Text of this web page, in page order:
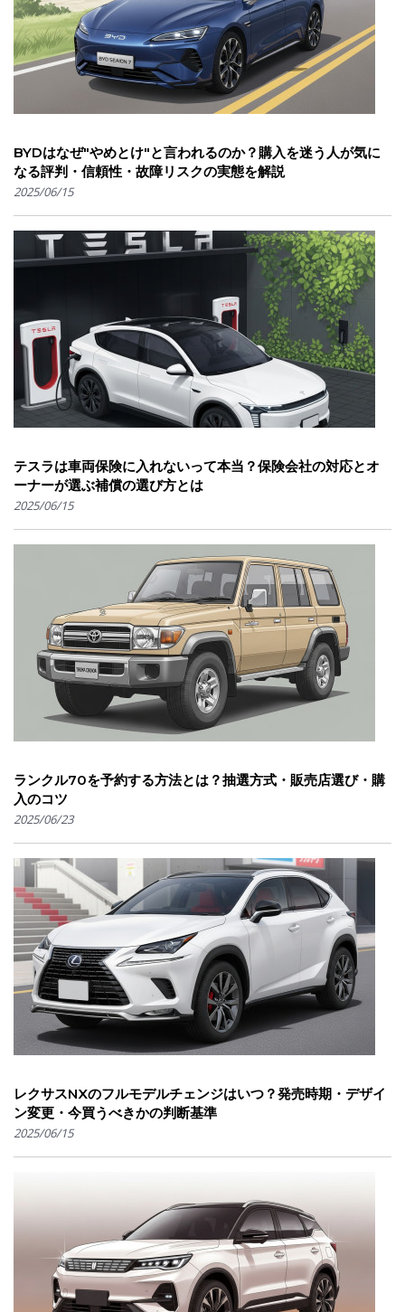
BYDはなぜ"やめとけ"と言われるのか？購入を迷う人が気に
なる評判・信頼性・故障リスクの実態を解説
2025/06/15
テスラは車両保険に入れないって本当？保険会社の対応とオ
ーナーが選ぶ補償の選び方とは
2025/06/15
ランクル70を予約する方法とは？抽選方式・販売店選び・購
入のコツ
2025/06/23
レクサスNXのフルモデルチェンジはいつ？発売時期・デザイ
ン変更・今買うべきかの判断基準
2025/06/15